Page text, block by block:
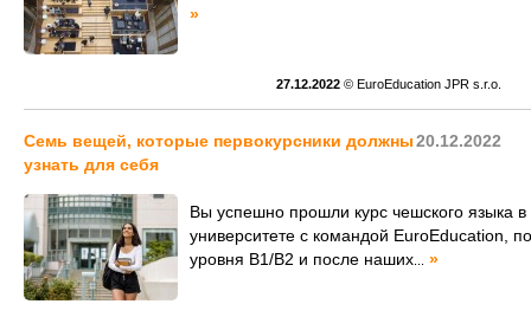
»
27.12.2022 © EuroEducation JPR s.r.o.
20.12.2022
Семь вещей, которые первокурсники должны
узнать для себя
Вы успешно прошли курс чешского языка
университете с командой EuroEducation,
уровня B1/B2 и после наших
»